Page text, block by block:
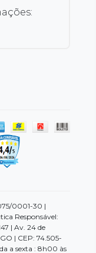
0001-30 |
Responsável:
| Av. 24 de
| CEP: 74.505-
a sexta : 8h00 às